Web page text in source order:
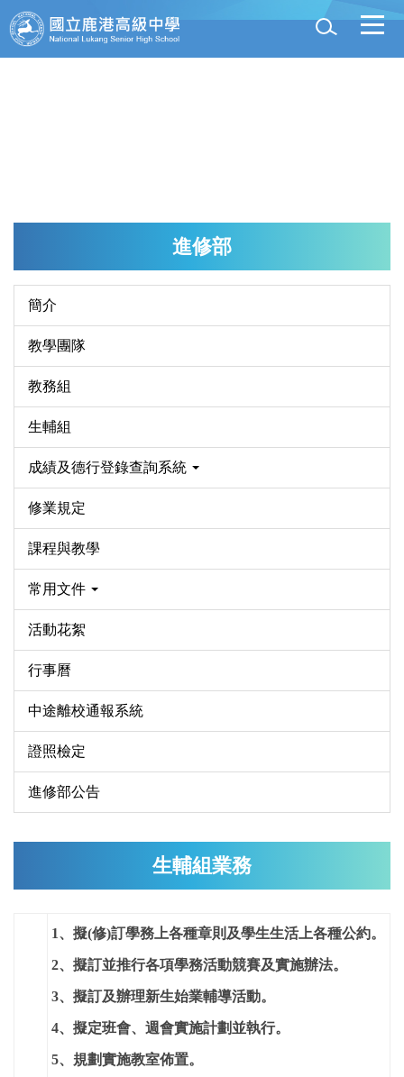
跳
到
主
進修部
簡介
教學團隊
教務組
生輔組
成績及德行登錄查詢系統
修業規定
課程與教學
常用文件
活動花絮
行事曆
中途離校通報系統
證照檢定
進修部公告
生輔組業務
1、擬(修)訂學務上各種章則及學生生活上各種公約。
2、擬訂並推行各項學務活動競賽及實施辦法。
3、擬訂及辦理新生始業輔導活動。
4、擬定班會、週會實施計劃並執行。
5、規劃實施教室佈置。